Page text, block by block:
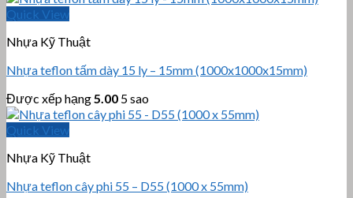
Quick View
Nhựa Kỹ Thuật
Nhựa teflon tấm dày 15 ly – 15mm (1000x1000x15mm)
Được xếp hạng 5.00 5 sao
Quick View
Nhựa Kỹ Thuật
Nhựa teflon cây phi 55 – D55 (1000 x 55mm)